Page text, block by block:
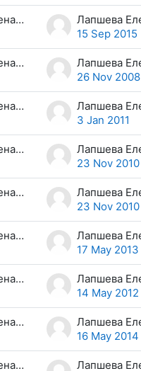
Лапшева Елена Евгеньевна
15 Sep 2015
Лапшева Елена Евгеньевна
26 Nov 2008
Лапшева Елена Евгеньевна
3 Jan 2011
Лапшева Елена Евгеньевна
23 Nov 2010
Лапшева Елена Евгеньевна
23 Nov 2010
Лапшева Елена Евгеньевна
17 May 2013
Лапшева Елена Евгеньевна
14 May 2012
Лапшева Елена Евгеньевна
16 May 2014
Лапшева Елена Евгеньевна